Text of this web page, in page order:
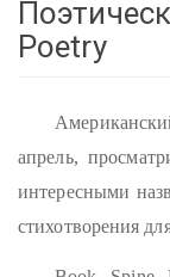
Poetry
апрель,
интересными
стихотворения